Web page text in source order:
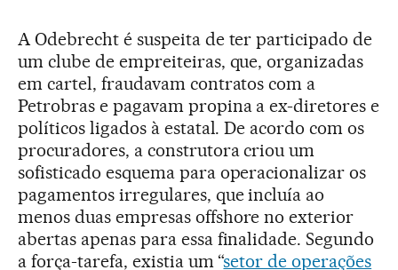
A Odebrecht é suspeita de ter participado de
um clube de empreiteiras, que, organizadas
em cartel, fraudavam contratos com a
Petrobras e pagavam propina a ex-diretores e
políticos ligados à estatal. De acordo com os
procuradores, a construtora criou um
sofisticado esquema para operacionalizar os
pagamentos irregulares, que incluía ao
menos duas empresas offshore no exterior
abertas apenas para essa finalidade. Segundo
a força-tarefa, existia um “setor de operações